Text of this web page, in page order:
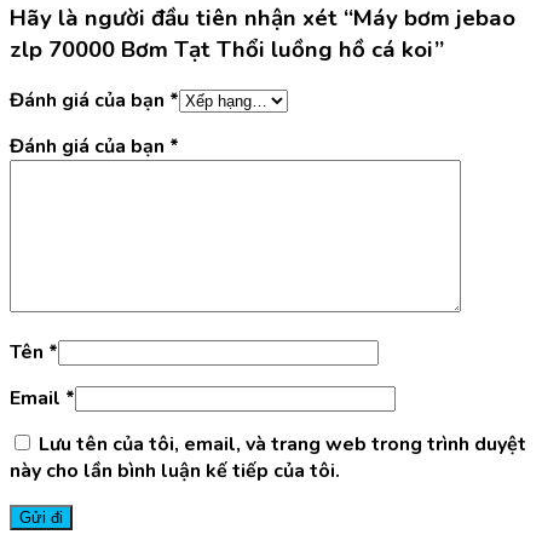
Hãy là người đầu tiên nhận xét “Máy bơm jebao
zlp 70000 Bơm Tạt Thổi luồng hồ cá koi”
Đánh giá của bạn *
Đánh giá của bạn *
Tên *
Email *
Lưu tên của tôi, email, và trang web trong trình duyệt
này cho lần bình luận kế tiếp của tôi.